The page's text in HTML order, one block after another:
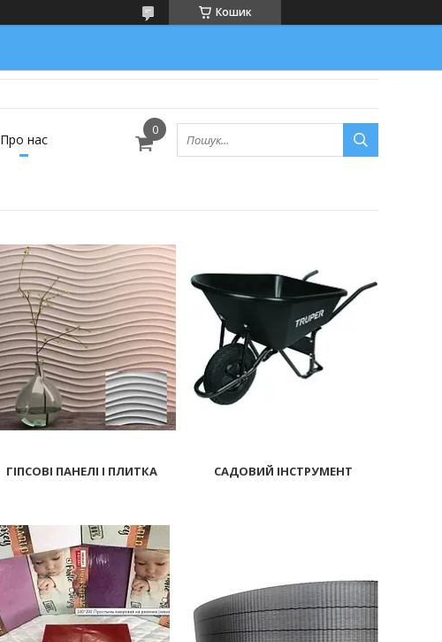
Кошик
Про нас
ГІПСОВІ ПАНЕЛІ І ПЛИТКА САДОВИЙ ІНСТРУМЕНТ